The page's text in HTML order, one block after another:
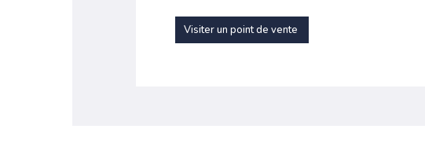
Visiter un point de vente